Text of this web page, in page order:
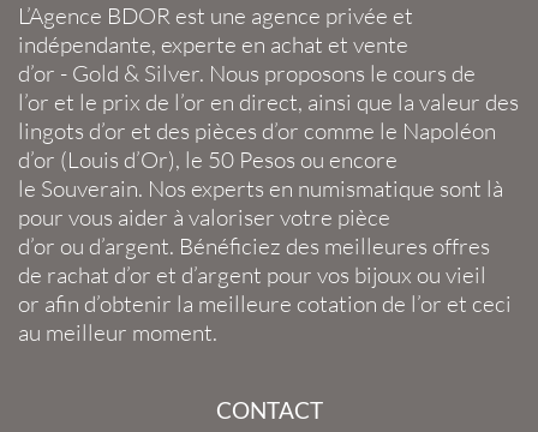
L’Agence BDOR est une agence privée et
indépendante, experte en achat et vente
d’or - Gold & Silver. Nous proposons le cours de
l’or et le prix de l’or en direct, ainsi que la valeur des
lingots d’or et des pièces d’or comme le Napoléon
d’or (Louis d’Or), le 50 Pesos ou encore
le Souverain. Nos experts en numismatique sont là
pour vous aider à valoriser votre pièce
d’or ou d’argent. Bénéficiez des meilleures offres
de rachat d’or et d’argent pour vos bijoux ou vieil
or afin d’obtenir la meilleure cotation de l’or et ceci
au meilleur moment.
CONTACT